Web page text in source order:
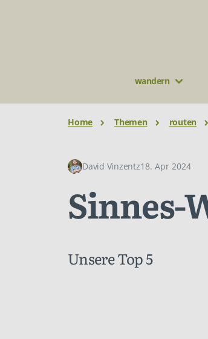
wandern
Home Themen routen
David Vinzentz18. Apr 2024
Sinnes-
Unsere Top 5